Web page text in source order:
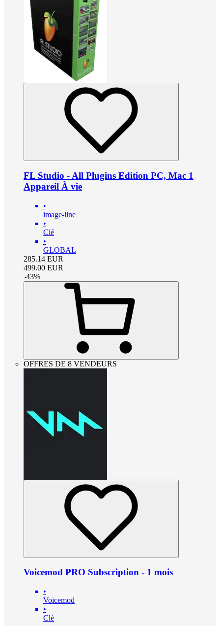
FL Studio - All Plugins Edition PC, Mac 1
Appareil À vie
•
image-line
•
Clé
•
GLOBAL
285.14 EUR
499.00 EUR
-43%
OFFRES DE 8 VENDEURS
Voicemod PRO Subscription - 1 mois
•
Voicemod
•
Clé